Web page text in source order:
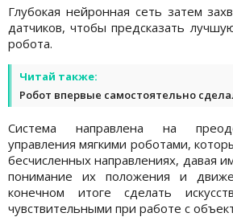
Глубокая нейронная сеть затем
датчиков, чтобы предсказать
робота.
Читай также:
Робот впервые самостоятельно
Система направлена ​​на
управления мягкими роботами,
бесчисленных направлениях, давая
понимание их положения и
конечном итоге сделать
чувствительными при работе с